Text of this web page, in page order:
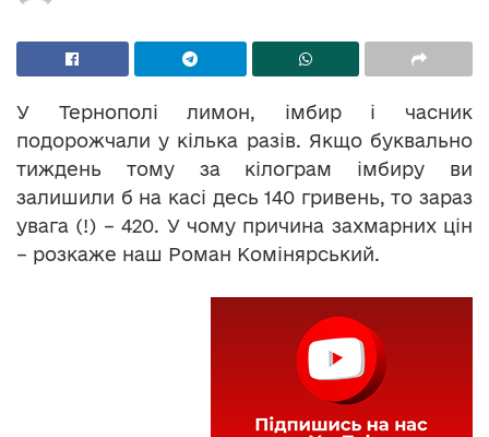
У Тернополі лимон, імбир і часник
подорожчали у кілька разів. Якщо буквально
тиждень тому за кілограм імбиру ви
залишили б на касі десь 140 гривень, то зараз
увага (!) – 420. У чому причина захмарних цін
– розкаже наш Роман Комінярський.